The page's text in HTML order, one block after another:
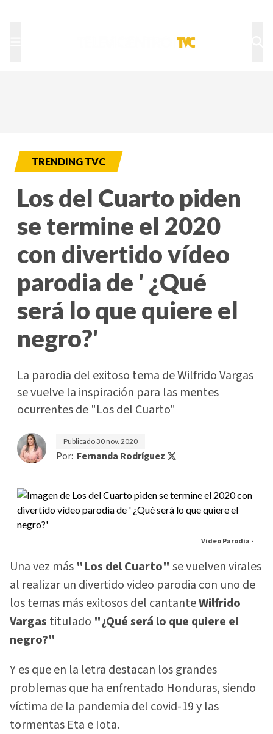
TRENDING TVC
Los del Cuarto piden
se termine el 2020
con divertido vídeo
parodia de ' ¿Qué
será lo que quiere el
negro?'
La parodia del exitoso tema de Wilfrido Vargas
se vuelve la inspiración para las mentes
ocurrentes de "Los del Cuarto"
Publicado30 nov. 2020
Por: Fernanda Rodríguez
Video Parodia -
Una vez más "Los del Cuarto" se vuelven virales
al realizar un divertido video parodia con uno de
los temas más exitosos del cantanteWilfrido
Vargas titulado "¿Qué será lo que quiere el
negro?"
Y es que en la letra destacan los grandes
problemas que ha enfrentado Honduras, siendo
víctima de la pandemia del covid-19 y las
tormentas Eta e Iota.